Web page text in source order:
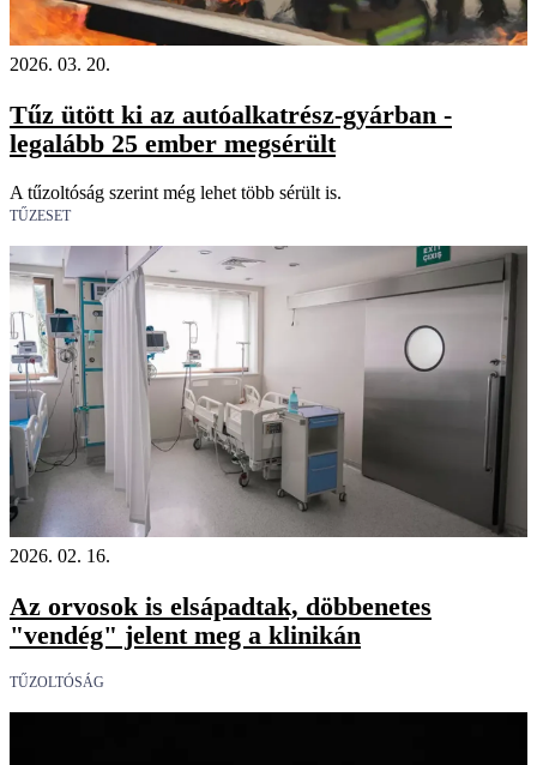
2026. 03. 20.
Tűz ütött ki az autóalkatrész-gyárban -
legalább 25 ember megsérült
A tűzoltóság szerint még lehet több sérült is.
TŰZESET
2026. 02. 16.
Az orvosok is elsápadtak, döbbenetes
"vendég" jelent meg a klinikán
TŰZOLTÓSÁG